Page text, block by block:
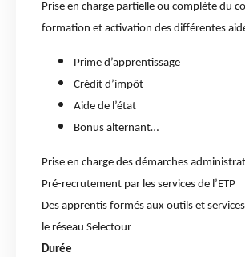
Prise en charge partielle ou complète du
formation et activation des différentes
Prime d’apprentissage
Crédit d’impôt
Aide de l’état
Bonus alternant…
Prise en charge des démarches
Pré-recrutement par les services de l’ETP
Des apprentis formés aux outils et
le réseau Selectour
Durée